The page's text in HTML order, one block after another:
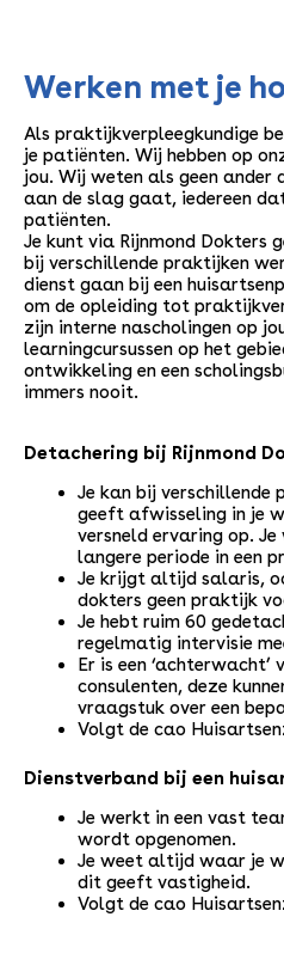
Werken met je
Als praktijkverpleegkundige
je patiënten. Wij hebben op
jou. Wij weten als geen
aan de slag gaat, iedereen
patiënten.
Je kunt via Rijnmond Dokters
bij verschillende praktijken
dienst gaan bij een
om de opleiding tot
zijn interne nascholingen op
learningcursussen op het
ontwikkeling en een
immers nooit.
Detachering bij Rijnmond
Je kan bij verschillende
geeft afwisseling in je
versneld ervaring op.
langere periode in een
Je krijgt altijd salaris,
dokters geen praktijk
Je hebt ruim 60
regelmatig intervisie
Er is een ‘achterwacht’
consulenten, deze
vraagstuk over een
Volgt de cao
Dienstverband bij een
Je werkt in een vast
wordt opgenomen.
Je weet altijd waar je
dit geeft vastigheid.
Volgt de cao